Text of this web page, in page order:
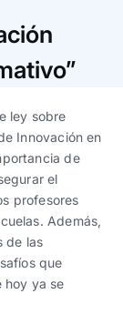
ley sobre
Innovación en
de
el
profesores
Además,
de las
que
hoy ya se